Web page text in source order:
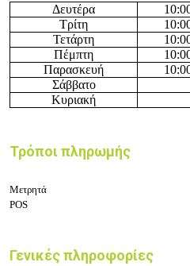
Δευτέρα 10:0
Τρίτη
10:0
Τετάρτη
10:0
Πέμπτη
10:0
Παρασκευή
10:0
Σάββατο
Κυριακή
Τρόποι πληρωμής
Μετρητά
POS
Γενικές πληροφορίες